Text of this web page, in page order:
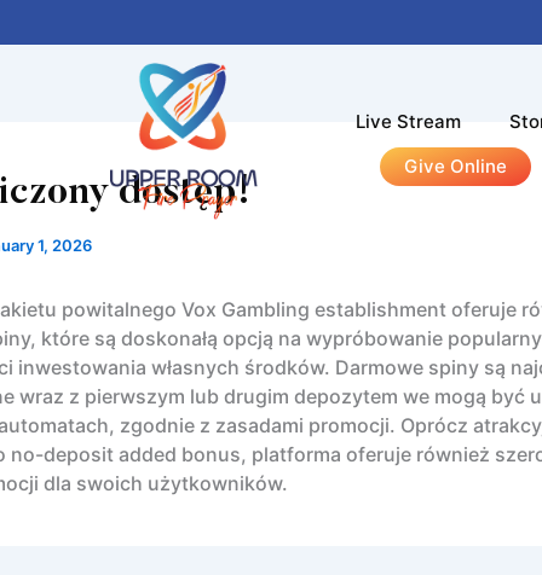
Live Stream
Give Online
dostęp!
1, 2026
powitalnego Vox Gambling establishment oferuje
które są doskonałą opcją na wypróbowanie
inwestowania własnych środków. Darmowe spiny są
wraz z pierwszym lub drugim depozytem we mogą być
zgodnie z zasadami promocji. Oprócz
no-deposit added bonus, platforma oferuje również
dla swoich użytkowników.